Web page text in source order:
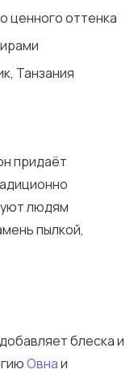
ценного оттенка
Танзания
придаёт
людям
пылкой,
блеска и
Овнаи